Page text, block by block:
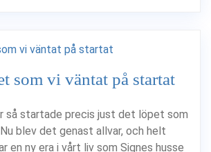
som vi väntat på startat
så startade precis just det löpet som
blev det genast allvar, och helt
en ny era i vårt liv som Signes husse